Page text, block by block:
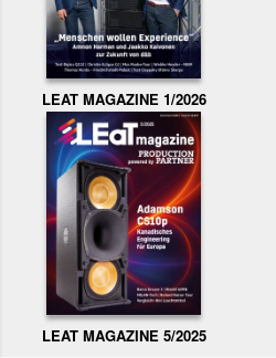
LEAT MAGAZINE 1/2026
LEAT MAGAZINE 5/2025